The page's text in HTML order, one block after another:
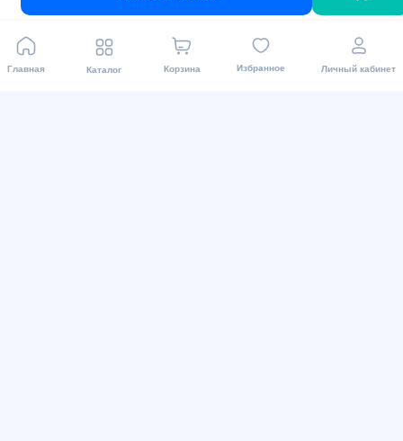
Главная Каталог Корзина Избранное Личный кабинет